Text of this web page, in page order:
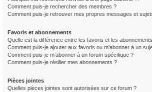
Comment puis-je rechercher des membres ?
Comment puis-je retrouver mes propres messages et
Favoris et abonnements
Quelle est la différence entre les favoris et les
Comment puis-je ajouter aux favoris ou m’abonner à un
Comment puis-je m’abonner à un forum spécifique ?
Comment puis-je résilier mes abonnements ?
Pièces jointes
Quelles pièces jointes sont autorisées sur ce forum ?